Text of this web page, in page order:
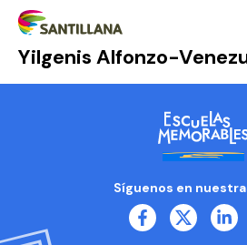
Yilgenis Alfonzo-
Síguenos en